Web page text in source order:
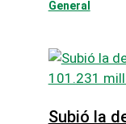
General
Subió la